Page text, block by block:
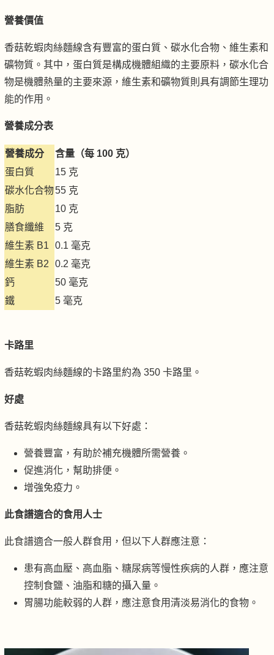
營養價值
香菇乾蝦肉絲麵線含有豐富的蛋白質、碳水化合物、維生素和
礦物質。其中，蛋白質是構成機體組織的主要原料，碳水化合
物是機體熱量的主要來源，維生素和礦物質則具有調節生理功
能的作用。
營養成分表
營養成分
含量（每 100 克）
蛋白質
15 克
碳水化合物55 克
脂肪
10 克
膳食纖維
5 克
維生素 B1 0.1 毫克
維生素 B2
0.2 毫克
鈣
50 毫克
鐵
5 毫克
卡路里
香菇乾蝦肉絲麵線的卡路里約為 350 卡路里。
好處
香菇乾蝦肉絲麵線具有以下好處：
營養豐富，有助於補充機體所需營養。
促進消化，幫助排便。
增強免疫力。
此食譜適合的食用人士
此食譜適合一般人群食用，但以下人群應注意：
患有高血壓、高血脂、糖尿病等慢性疾病的人群，應注意
控制食鹽、油脂和糖的攝入量。
胃腸功能較弱的人群，應注意食用清淡易消化的食物。